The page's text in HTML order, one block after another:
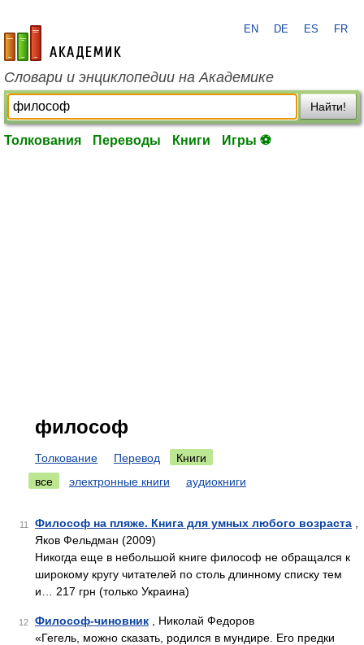
academic.ru
EN DE ES FR
Словари и энциклопедии на Академике
Найти!
Толкования Переводы Книги Игры ⚽
философ
Толкование Перевод
Книги
все
электронные книги аудиокниги
11 Философ на пляже. Книга для умных любого возраста
Яков Фельдман (2009)
Никогда еще в небольшой книге философ не обращался к
широкому кругу читателей по столь длинному списку тем
и… 217 грн (только Украина)
12 Философ-чиновник , Николай Федоров
«Гегель, можно сказать, родился в мундире. Его предки